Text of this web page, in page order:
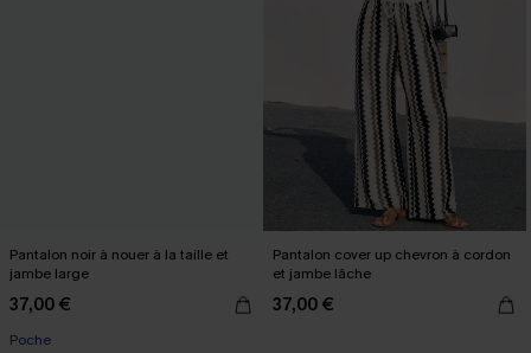
Pantalon noir à nouer à la taille et
jambe large
37,00 €
Poche
Pantalon cover up chevron à cordon
et jambe lâche
37,00 €